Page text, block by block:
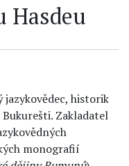
Hasdeu
jazykovědec, historik
Zakladatel
monografií